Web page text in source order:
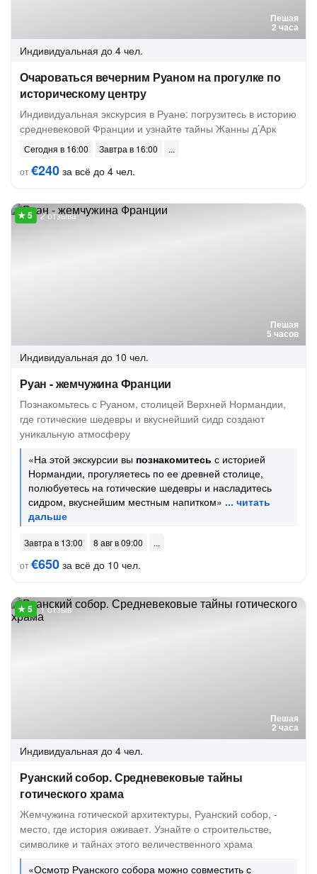
Пешая
2 часа
Индивидуальная до 4 чел.
Очароваться вечерним Руаном на прогулке по
историческому центру
Индивидуальная экскурсия в Руане: погрузитесь в историю
средневековой Франции и узнайте тайны Жанны д’Арк
Сегодня в 16:00
Завтра в 16:00
от€240 за всё до 4 чел.
Пешая
5 часов
2 отзыва
Индивидуальная до 10 чел.
Руан - жемчужина Франции
Познакомьтесь с Руаном, столицей Верхней Нормандии,
где готические шедевры и вкуснейший сидр создают
уникальную атмосферу
«На этой экскурсии вы познакомитесь с историей
Нормандии, прогуляетесь по ее древней столице,
полюбуетесь на готические шедевры и насладитесь
сидром, вкуснейшим местным напитком»
Завтра в 13:00
8 авг в 09:00
от€650 за всё до 10 чел.
Пешая
2 часа
1 отзыв
Индивидуальная до 4 чел.
Руанский собор. Средневековые тайны
готического храма
Жемчужина готической архитектуры, Руанский собор, -
место, где история оживает. Узнайте о строительстве,
символике и тайнах этого величественного храма
«Осмотр Руанского собора можно совместить с